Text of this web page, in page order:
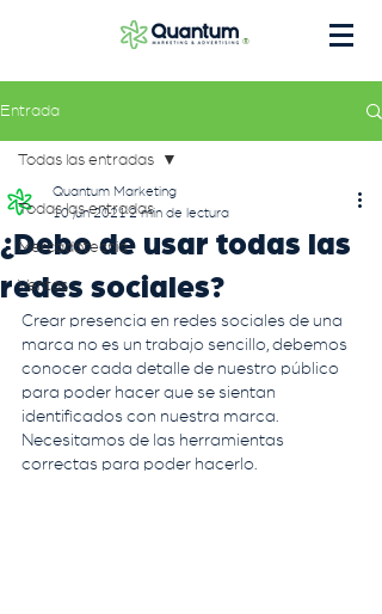
®
Entrada
Todas las entradas
Mercadotecnia
Ventas
Todas las entradas
¿Debo de usar todas las
redes sociales?
Quantum Marketing
10 jun 20212 min de lectura
Crear presencia en redes sociales de una
marca no es un trabajo sencillo, debemos
conocer cada detalle de nuestro público
para poder hacer que se sientan
identificados con nuestra marca.
Necesitamos de las herramientas
correctas para poder hacerlo.